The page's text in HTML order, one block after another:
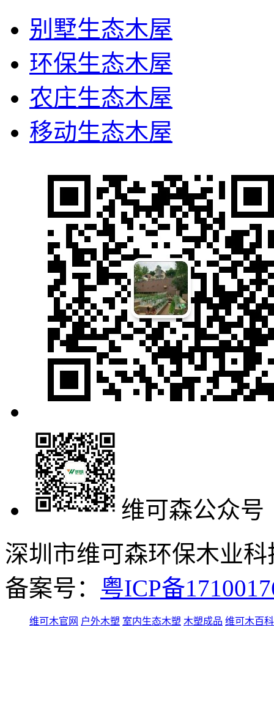
别墅生态木屋
环保生态木屋
农庄生态木屋
移动生态木屋
维可森公众号
深圳市维可森环保木业
备案号： 粤ICP备
维可木官网 户外木塑 室内生态木塑 木塑成品 维可木百科